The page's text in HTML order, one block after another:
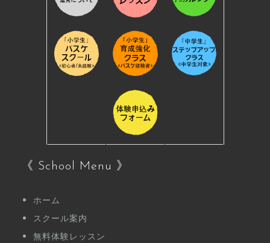
《 School Menu 》
ホーム
スクール案内
無料体験レッスン